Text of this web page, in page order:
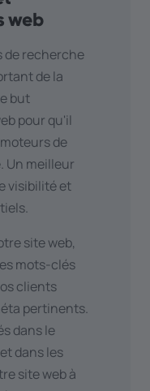
web
de recherche
de la
but
pour qu'il
de
Un meilleur
visibilité et
site web,
mots-clés
clients
pertinents.
dans le
dans les
site web à
payantes sur
que
afin de
trafic vers
des articles
et ajouter des
site.
avec
influenceurs
de
de
améliorent
et le score
peut se
du